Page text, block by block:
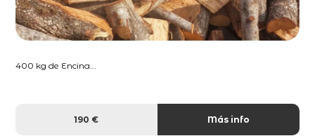
400 kg de Encina...
190 € Más info